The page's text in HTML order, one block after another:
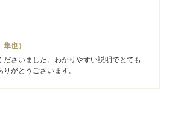
也）
ださいました。わかりやすい説明でとても
がとうございます。